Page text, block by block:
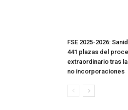
FSE 2025-2026:
441 plazas del
extraordinario tras
no incorporaciones